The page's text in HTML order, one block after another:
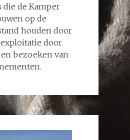
de Kamper
op de
houden door
door
bezoeken van